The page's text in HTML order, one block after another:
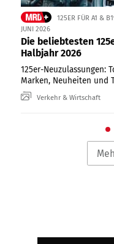
125ER FÜR A1 &
JUNI 2026
Die beliebtesten
Halbjahr 2026
125er-Neuzulassungen:
Marken, Neuheiten und
Verkehr & Wirtschaft